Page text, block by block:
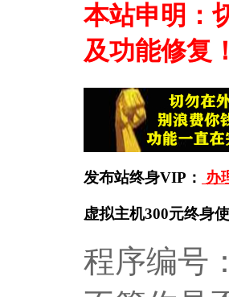
本站申明：
及功能修复！
发布站终身VIP： 办
虚拟主机300元终身使
程序编号